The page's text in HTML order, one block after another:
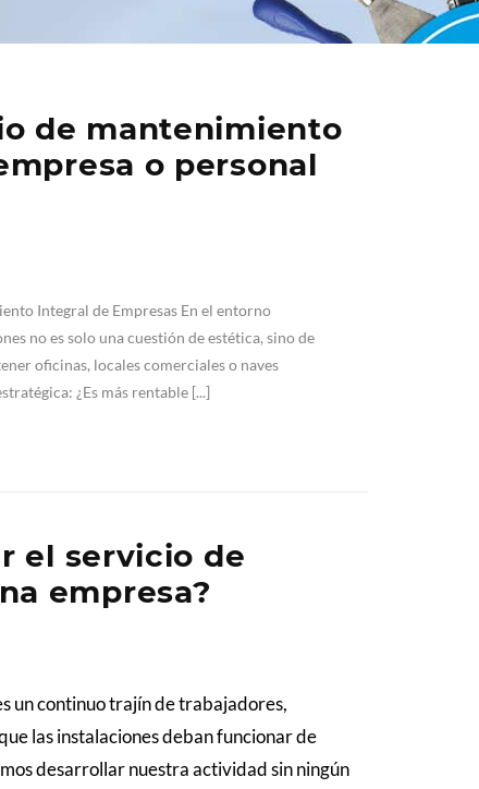
de mantenimiento
o personal
Integral de Empresas En el entorno
no es solo una cuestión de estética, sino de
oficinas, locales comerciales o naves
¿Es más rentable [...]
el servicio de
empresa?
un continuo trajín de trabajadores,
las instalaciones deban funcionar de
desarrollar nuestra actividad sin ningún